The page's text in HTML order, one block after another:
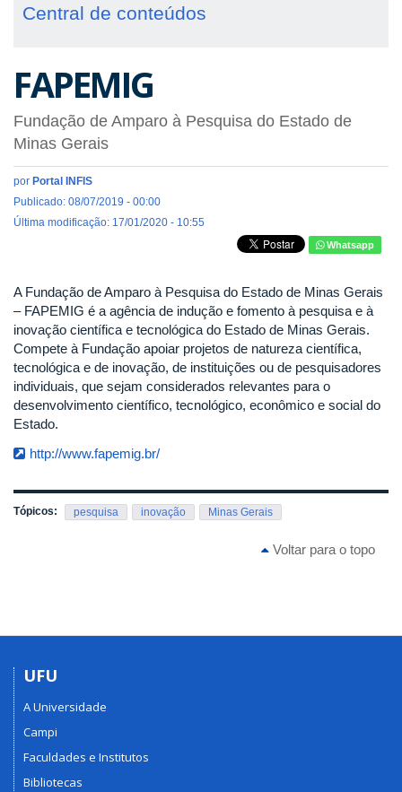
Central de conteúdos
FAPEMIG
Fundação de Amparo à Pesquisa do Estado de
Minas Gerais
por Portal INFIS
Publicado: 08/07/2019 - 00:00
Última modificação: 17/01/2020 - 10:55
Whatsapp
A Fundação de Amparo à Pesquisa do Estado de Minas Gerais
– FAPEMIG é a agência de indução e fomento à pesquisa e à
inovação científica e tecnológica do Estado de Minas Gerais.
Compete à Fundação apoiar projetos de natureza científica,
tecnológica e de inovação, de instituições ou de pesquisadores
individuais, que sejam considerados relevantes para o
desenvolvimento científico, tecnológico, econômico e social do
Estado.
http://www.fapemig.br/
Tópicos: pesquisa inovação Minas Gerais
Voltar para o topo
UFU
A Universidade
Campi
Faculdades e Institutos
Bibliotecas